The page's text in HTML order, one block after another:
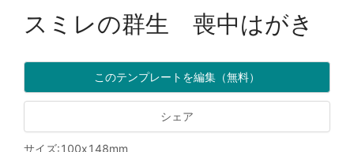
スミレの群生 喪中はがき
このテンプレートを編集（無料）
シェア
サイズ:100x148mm